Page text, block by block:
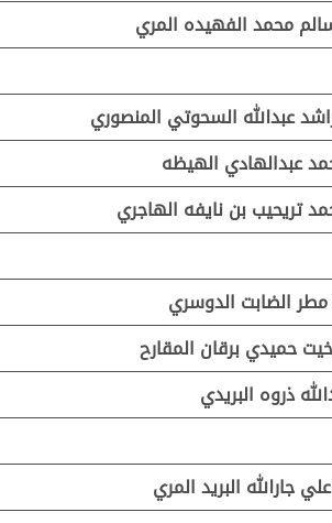
محمد الفهيده المري
عبدالله السحوتي المنصوري
عبدالهادي الهيظه
تريحيب بن نايفه الهاجري
مطر الضابت الدوسري
حميدي برقان المقارح
ذروه البريدي
جارالله البريد المري